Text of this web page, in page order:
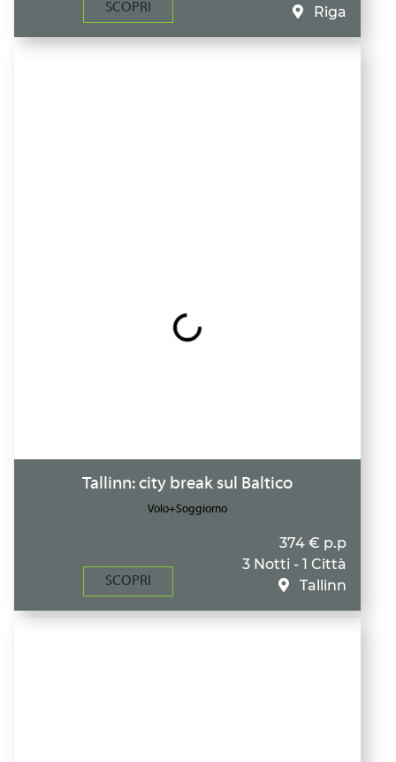
SCOPRI
Riga
Tallinn: city break sul Baltico
Volo+Soggiorno
SCOPRI
374 € p.p
3 Notti - 1 Città
Tallinn